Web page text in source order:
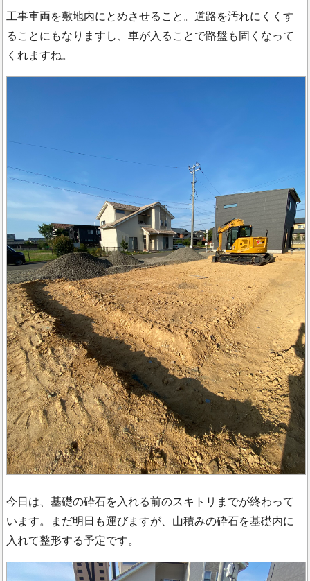
工事車両を敷地内にとめさせること。道路を汚れにくくす
ることにもなりますし、車が入ることで路盤も固くなって
くれますね。
今日は、基礎の砕石を入れる前のスキトリまでが終わって
います。まだ明日も運びますが、山積みの砕石を基礎内に
入れて整形する予定です。